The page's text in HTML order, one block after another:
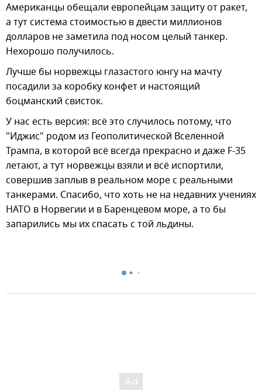
Американцы обещали европейцам защиту от ракет,
а тут система стоимостью в двести миллионов
долларов не заметила под носом целый танкер.
Нехорошо получилось.
Лучше бы норвежцы глазастого юнгу на мачту
посадили за коробку конфет и настоящий
боцманский свисток.
У нас есть версия: всё это случилось потому, что
"Иджис" родом из Геополитической Вселенной
Трампа, в которой всё всегда прекрасно и даже F-35
летают, а тут норвежцы взяли и всё испортили,
совершив заплыв в реальном море с реальными
танкерами. Спасибо, что хоть не на недавних учениях
НАТО в Норвегии и в Баренцевом море, а то бы
запарились мы их спасать с той льдины.